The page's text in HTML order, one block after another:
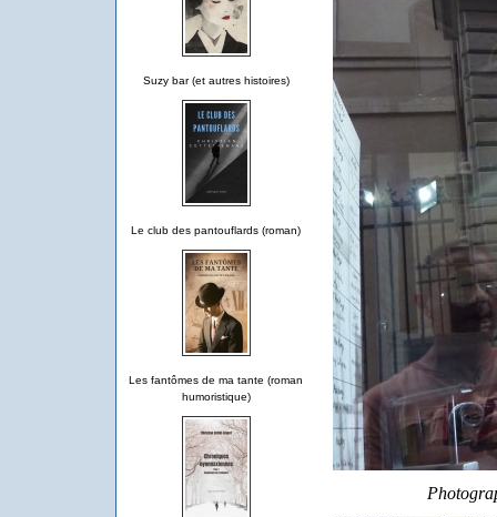
Suzy bar (et autres histoires)
Le club des pantouflards (roman)
Les fantômes de ma tante (roman
humoristique)